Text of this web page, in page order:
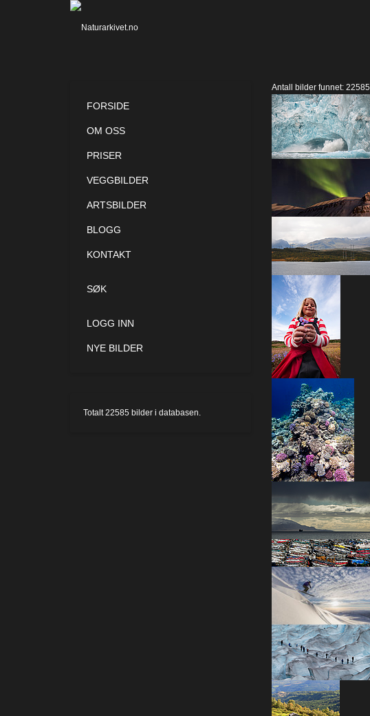
Antall bilder funnet: 22585
FORSIDE
OM OSS
PRISER
VEGGBILDER
ARTSBILDER
BLOGG
KONTAKT
SØK
LOGG INN
NYE BILDER
Totalt22585 bilder i databasen.